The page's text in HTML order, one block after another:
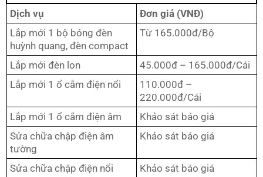
Dịch vụ
Đơn giá (VNĐ)
Lắp mới 1 bộ bóng đèn
huỳnh quang, đèn compact
Từ 165.000đ/Bộ
Lắp mới đèn lon
45.000đ – 165.000đ/Cái
Lắp mới 1 ổ cắm điện nổi
110.000đ –
220.000đ/Cái
Lắp mới 1 ổ cắm điện âm
Khảo sát báo giá
Sửa chữa chập điện âm
tường
Khảo sát báo giá
Sửa chữa chập điện nổi
Khảo sát báo giá